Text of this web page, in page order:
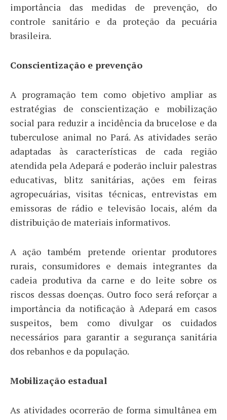
importância das medidas de prevenção, do
controle sanitário e da proteção da pecuária
brasileira.
Conscientização e prevenção
A programação tem como objetivo ampliar as
estratégias de conscientização e mobilização
social para reduzir a incidência da brucelose e da
tuberculose animal no Pará. As atividades serão
adaptadas às características de cada região
atendida pela Adepará e poderão incluir palestras
educativas, blitz sanitárias, ações em feiras
agropecuárias, visitas técnicas, entrevistas em
emissoras de rádio e televisão locais, além da
distribuição de materiais informativos.
A ação também pretende orientar produtores
rurais, consumidores e demais integrantes da
cadeia produtiva da carne e do leite sobre os
riscos dessas doenças. Outro foco será reforçar a
importância da notificação à Adepará em casos
suspeitos, bem como divulgar os cuidados
necessários para garantir a segurança sanitária
dos rebanhos e da população.
Mobilização estadual
As atividades ocorrerão de forma simultânea em